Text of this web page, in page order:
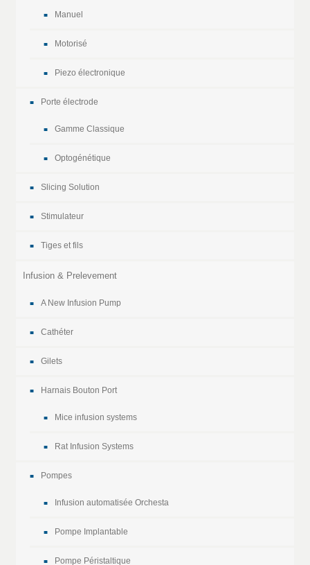
Manuel
Motorisé
Piezo électronique
Porte électrode
Gamme Classique
Optogénétique
Slicing Solution
Stimulateur
Tiges et fils
Infusion & Prelevement
A New Infusion Pump
Cathéter
Gilets
Harnais Bouton Port
Mice infusion systems
Rat Infusion Systems
Pompes
Infusion automatisée Orchesta
Pompe Implantable
Pompe Péristaltique